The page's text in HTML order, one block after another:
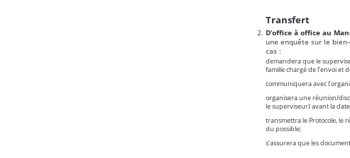
Transfert
D’office à office au
une enquête sur le
cas :
demandera que le
famille chargé de l’envoi et
communiquera avec
organisera une réunion/
le superviseur) avant la
transmettra le Protocole, le
du possible;
s’assurera que les